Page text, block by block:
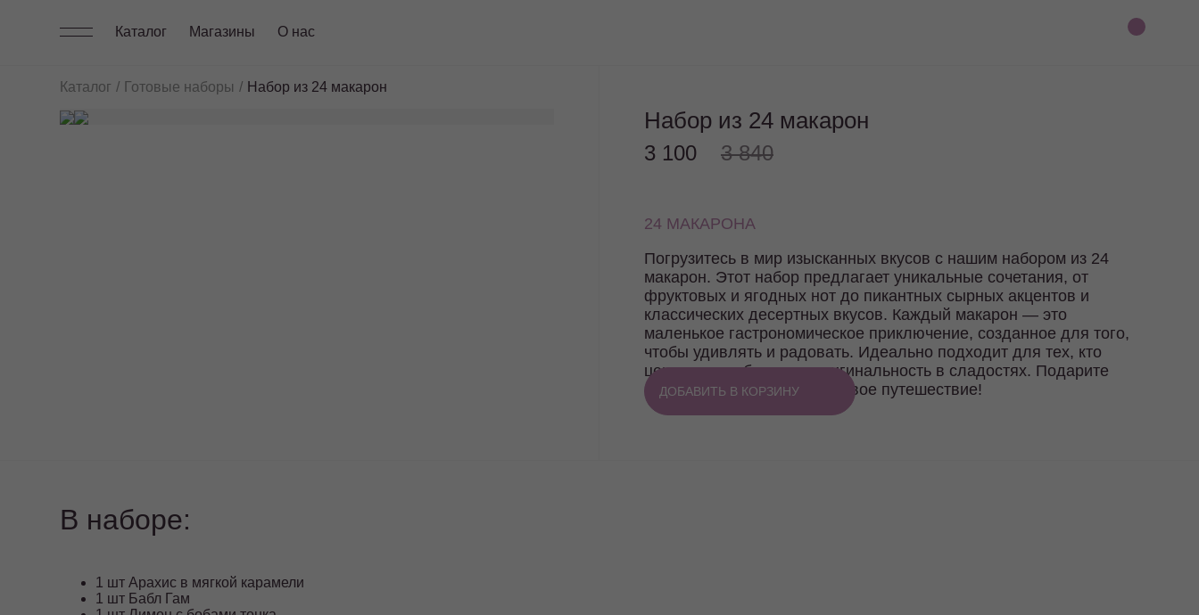
Каталог Магазины О нас
Каталог Готовые наборы Набор из 24 макарон
Набор из 24 макарон
3 100 3 840
24 МАКАРОНА
Погрузитесь в мир изысканных вкусов с нашим набором из 24
макарон. Этот набор предлагает уникальные сочетания, от
фруктовых и ягодных нот до пикантных сырных акцентов и
классических десертных вкусов. Каждый макарон — это
маленькое гастрономическое приключение, созданное для того,
чтобы удивлять и радовать. Идеально подходит для тех, кто
ценит разнообразие и оригинальность в сладостях. Подарите
себе или близким это вкусовое путешествие!
В наборе:
1 шт Арахис в мягкой карамели
1 шт Бабл Гам